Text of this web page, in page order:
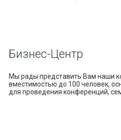
Бизнес-Центр
Мы рады представить Вам наши
вместимостью до 100 человек,
для проведения конференций,